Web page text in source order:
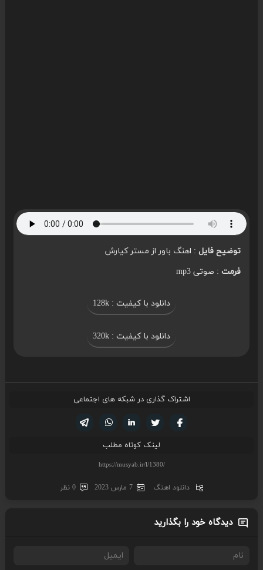
توضیح فایل: اهنگ باور از مستر کیارش
فرمت: صوتی mp3
دانلود با کیفیت : 128k
دانلود با کیفیت : 320k
اشتراک گذاری در شبکه های اجتماعی
لینکدین تویتر
فیسوک
لینک کوتاه مطلب
دانلود اهنگ 7 مارس 2023 0 نظر
دیدگاه خود را بگذارید